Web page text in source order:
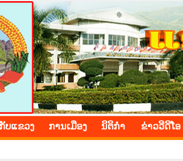
PROVINCE
ບ​ແຂວງ ​ການ​ເມືອງ ນິ​ຕິ​ກຳ ຂ່າວ​ວີ​ດີ​ໂອ